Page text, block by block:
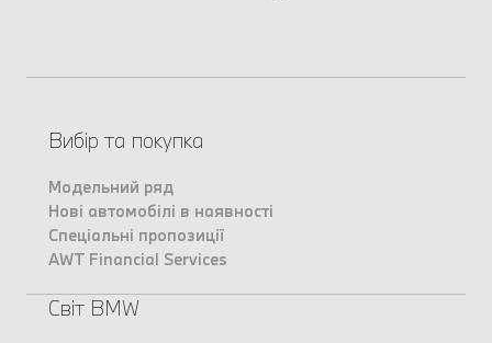
Вибір та покупка
Модельний ряд
Нові автомобілі в наявності
Спеціальні пропозиції
AWT Financial Services
Світ BMW